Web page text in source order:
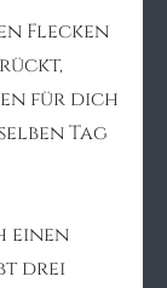
Flecken
für dich
Tag
einen
drei